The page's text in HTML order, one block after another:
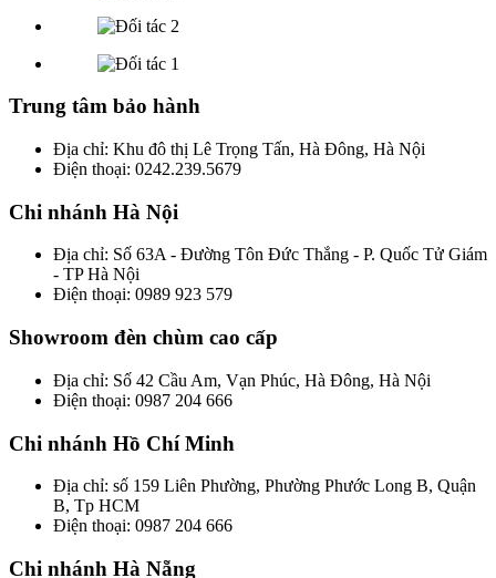
Trung tâm bảo hành
Địa chỉ: Khu đô thị Lê Trọng Tấn, Hà Đông, Hà Nội
Điện thoại: 0242.239.5679
Chi nhánh Hà Nội
Địa chỉ: Số 63A - Đường Tôn Đức Thắng - P. Quốc Tử Giám
- TP Hà Nội
Điện thoại: 0989 923 579
Showroom đèn chùm cao cấp
Địa chỉ: Số 42 Cầu Am, Vạn Phúc, Hà Đông, Hà Nội
Điện thoại: 0987 204 666
Chi nhánh Hồ Chí Minh
Địa chỉ: số 159 Liên Phường, Phường Phước Long B, Quận
B, Tp HCM
Điện thoại: 0987 204 666
Chi nhánh Hà Nẵng